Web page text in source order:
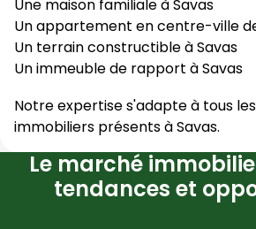
Une maison familiale àSavas
Un appartement en centre-ville
Un terrain constructible àSavas
Un immeuble de rapport àSavas
Notre expertise s'adapte à tous
immobiliers présents àSavas.
Le marché
tendances et